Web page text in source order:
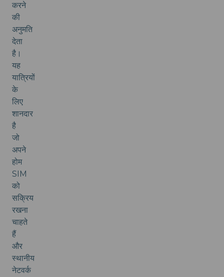
करने
की
अनुमति
देता
है।
यह
यात्रियों
के
लिए
शानदार
है
जो
अपने
होम
SIM
को
सक्रिय
रखना
चाहते
हैं
और
स्थानीय
नेटवर्क